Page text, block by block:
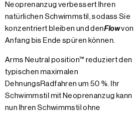
Neoprenanzug verbessert Ihren
natürlichen Schwimmstil, sodass Sie
konzentriert bleiben und denFlowvon
Anfang bis Ende spüren können.
Arms Neutral position™ reduziert den
typischen maximalen
DehnungsRadfahren um 50 %. Ihr
Schwimmstil mit Neoprenanzug kann
nun Ihren Schwimmstil ohne